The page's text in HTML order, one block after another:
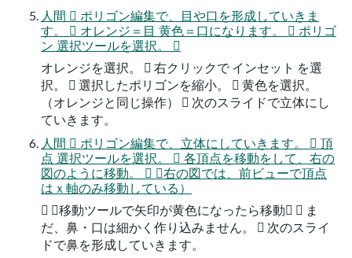
人間  ポリゴン編集で、目や口を形成していきま
す。  オレンジ＝目 黄色＝口になります。  ポリゴ
ン 選択ツールを選択。 
オレンジを選択。  右クリックで インセット を選
択。  選択したポリゴンを縮小。  黄色を選択。
（オレンジと同じ操作）  次のスライドで立体にし
ていきます。
人間  ポリゴン編集で、立体にしていきます。  頂
点 選択ツールを選択。  各頂点を移動をして、右の
図のように移動。  （右の図では、前ビューで頂点
はｘ軸のみ移動している）
 （移動ツールで矢印が黄色になったら移動）  ま
だ、鼻・口は細かく作り込みません。  次のスライ
ドで鼻を形成していきます。